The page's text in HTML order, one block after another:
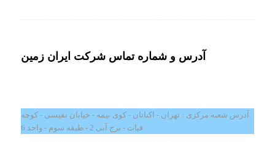
آدرس و شماره تماس شرکت ایران زمین
آدرس شعبه مرکزی : تهران - اکباتان - کوی بیمه - خیابان نفیسی - کوچه
فیات - برج آبی 2 - طبقه سوم - واحد 6